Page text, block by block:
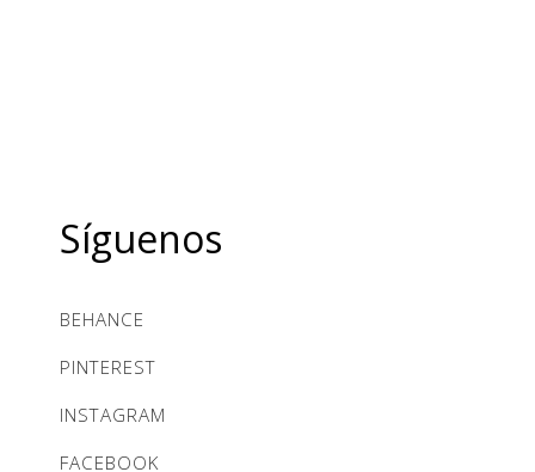
Síguenos
BEHANCE
PINTEREST
INSTAGRAM
FACEBOOK